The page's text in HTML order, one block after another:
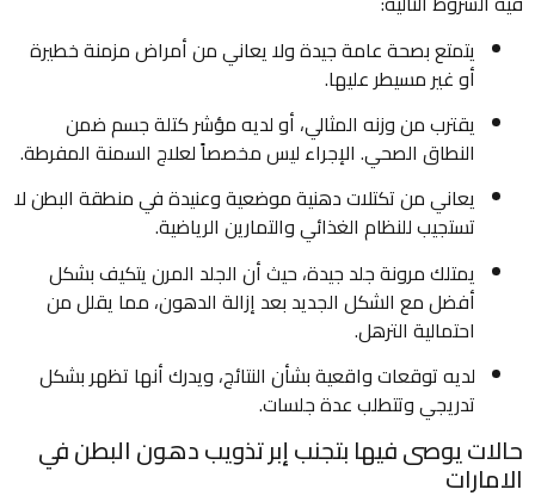
يتمتع بصحة عامة جيدة ولا يعاني من أمراض مزمنة خطيرة
أو غير مسيطر عليها.
يقترب من وزنه المثالي، أو لديه مؤشر كتلة جسم ضمن
النطاق الصحي. الإجراء ليس مخصصاً لعلاج السمنة المفرطة.
يعاني من تكتلات دهنية موضعية وعنيدة في منطقة البطن لا
تستجيب للنظام الغذائي والتمارين الرياضية.
يمتلك مرونة جلد جيدة، حيث أن الجلد المرن يتكيف بشكل
أفضل مع الشكل الجديد بعد إزالة الدهون، مما يقلل من
احتمالية الترهل.
لديه توقعات واقعية بشأن النتائج، ويدرك أنها تظهر بشكل
تدريجي وتتطلب عدة جلسات.
حالات يوصى فيها بتجنب إبر تذويب دهون البطن في
الامارات